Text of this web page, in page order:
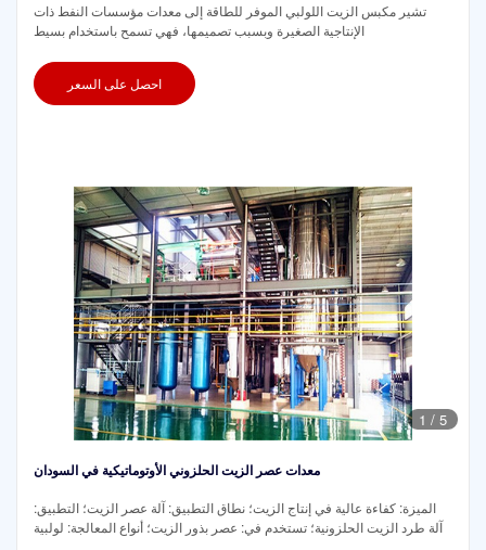
تشير مكبس الزيت اللولبي الموفر للطاقة إلى معدات مؤسسات النفط ذات
الإنتاجية الصغيرة وبسبب تصميمها، فهي تسمح باستخدام بسيط
احصل على السعر
1 / 5
معدات عصر الزيت الحلزوني الأوتوماتيكية في السودان
الميزة: كفاءة عالية في إنتاج الزيت؛ نطاق التطبيق: آلة عصر الزيت؛ التطبيق:
آلة طرد الزيت الحلزونية؛ تستخدم في: عصر بذور الزيت؛ أنواع المعالجة: لولبية